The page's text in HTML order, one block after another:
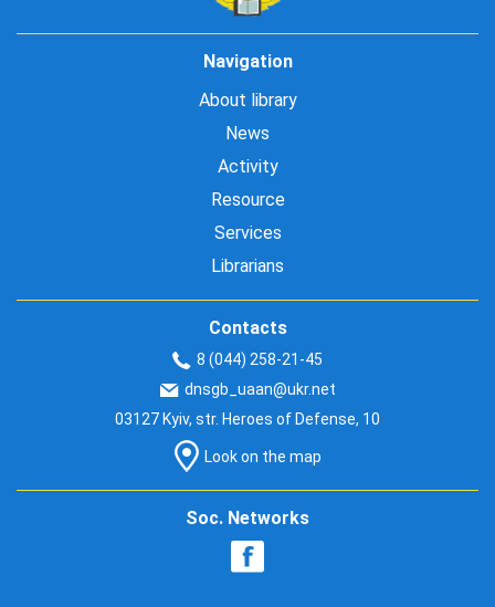
Navigation
About library
News
Activity
Resource
Services
Librarians
Contacts
8 (044) 258-21-45
dnsgb_uaan@ukr.net
03127 Kyiv, str. Heroes of Defense, 10
Look on the map
Soc. Networks